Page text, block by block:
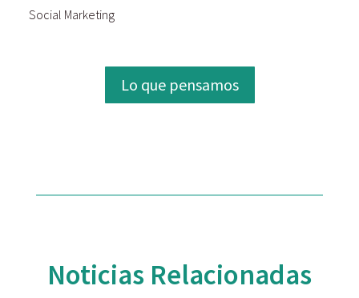
Social Marketing
Lo que pensamos
Noticias Relacionadas